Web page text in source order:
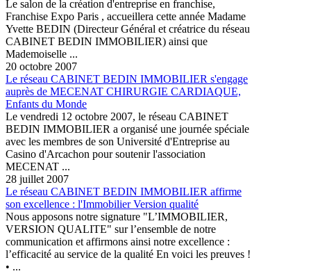
Le salon de la création d'entreprise en franchise,
Franchise Expo Paris , accueillera cette année Madame
Yvette BEDIN (Directeur Général et créatrice du réseau
CABINET BEDIN IMMOBILIER) ainsi que
Mademoiselle ...
20 octobre 2007
Le réseau CABINET BEDIN IMMOBILIER s'engage
auprès de MECENAT CHIRURGIE CARDIAQUE,
Enfants du Monde
Le vendredi 12 octobre 2007, le réseau CABINET
BEDIN IMMOBILIER a organisé une journée spéciale
avec les membres de son Université d'Entreprise au
Casino d'Arcachon pour soutenir l'association
MECENAT ...
28 juillet 2007
Le réseau CABINET BEDIN IMMOBILIER affirme
son excellence : l'Immobilier Version qualité
Nous apposons notre signature "L’IMMOBILIER,
VERSION QUALITE" sur l’ensemble de notre
communication et affirmons ainsi notre excellence :
l’efficacité au service de la qualité En voici les preuves !
• ...